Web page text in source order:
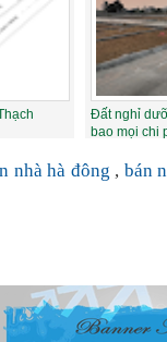
Đất nghỉ
bao mọi chi
nhà hà đông , bán